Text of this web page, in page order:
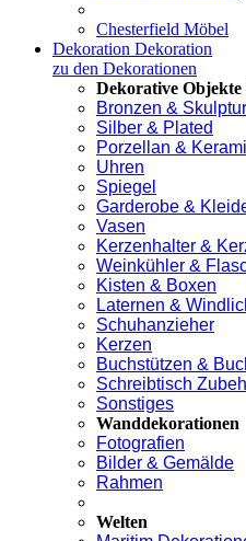
Chesterfield Möbel
Dekoration Dekoration
zu den Dekorationen
Dekorative Objekte
Bronzen &
Silber & Plated
Porzellan &
Uhren
Spiegel
Garderobe &
Vasen
Kerzenhalter &
Weinkühler &
Kisten & Boxen
Laternen &
Schuhanzieher
Kerzen
Buchstützen &
Schreibtisch
Sonstiges
Wanddekorationen
Fotografien
Bilder & Gemälde
Rahmen
Welten